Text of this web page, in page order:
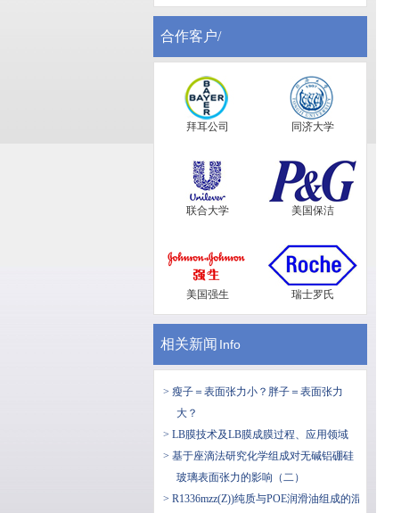
合作客户/
拜耳公司 同济大学
联合大学 美国保洁
美国强生 瑞士罗氏
相关新闻 Info
> 瘦子＝表面张力小？胖子＝表面张力
大？
> LB膜技术及LB膜成膜过程、应用领域
> 基于座滴法研究化学组成对无碱铝硼硅
玻璃表面张力的影响（二）
> R1336mzz(Z))纯质与POE润滑油组成的混